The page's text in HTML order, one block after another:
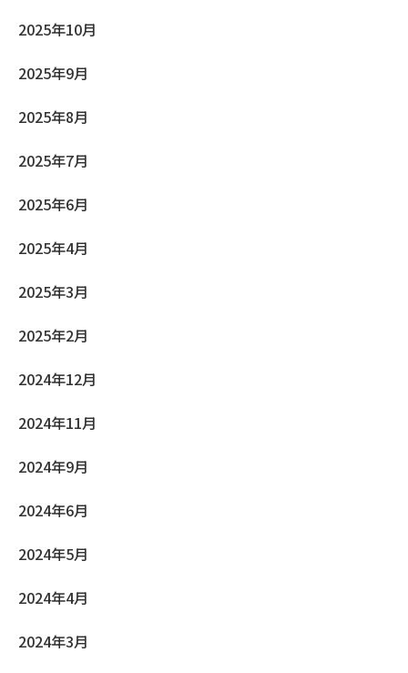
2025年10月
2025年9月
2025年8月
2025年7月
2025年6月
2025年4月
2025年3月
2025年2月
2024年12月
2024年11月
2024年9月
2024年6月
2024年5月
2024年4月
2024年3月